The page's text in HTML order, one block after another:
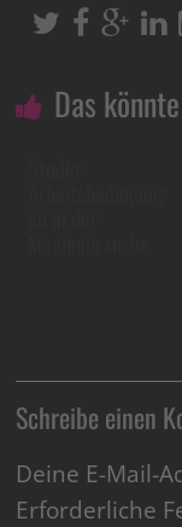
Das
Schreibe einen
Deine E-Mail-
Erforderliche